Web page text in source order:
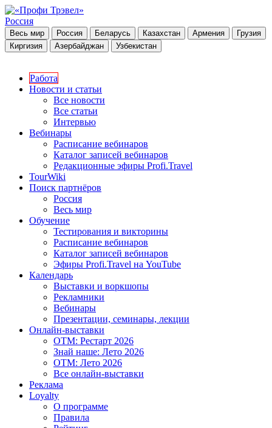
Россия
Весь мир Россия Беларусь Казахстан Армения
Грузия
Киргизия
Азербайджан Узбекистан
Работа
Новости и статьи
Все новости
Все статьи
Интервью
Вебинары
Расписание вебинаров
Каталог записей вебинаров
Редакционные эфиры Profi.Travel
TourWiki
Поиск партнёров
Россия
Весь мир
Обучение
Тестирования и викторины
Расписание вебинаров
Каталог записей вебинаров
Эфиры Profi.Travel на YouTube
Календарь
Выставки и воркшопы
Рекламники
Вебинары
Презентации, семинары, лекции
Онлайн-выставки
OTM: Рестарт 2026
Знай наше: Лето 2026
OTM: Лето 2026
Все онлайн-выставки
Реклама
Loyalty
О программе
Правила